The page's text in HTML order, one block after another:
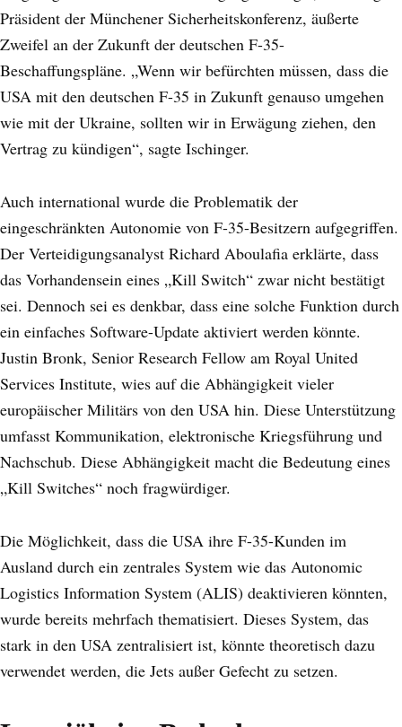
Präsident der Münchener Sicherheitskonferenz, äußerte
Zweifel an der Zukunft der deutschen F-35-
Beschaffungspläne. „Wenn wir befürchten müssen, dass die
USA mit den deutschen F-35 in Zukunft genauso umgehen
wie mit der Ukraine, sollten wir in Erwägung ziehen, den
Vertrag zu kündigen“, sagte Ischinger.
Auch international wurde die Problematik der
eingeschränkten Autonomie von F-35-Besitzern aufgegriffen.
Der Verteidigungsanalyst Richard Aboulafia erklärte, dass
das Vorhandensein eines „Kill Switch“ zwar nicht bestätigt
sei. Dennoch sei es denkbar, dass eine solche Funktion durch
ein einfaches Software-Update aktiviert werden könnte.
Justin Bronk, Senior Research Fellow am Royal United
Services Institute, wies auf die Abhängigkeit vieler
europäischer Militärs von den USA hin. Diese Unterstützung
umfasst Kommunikation, elektronische Kriegsführung und
Nachschub. Diese Abhängigkeit macht die Bedeutung eines
„Kill Switches“ noch fragwürdiger.
Die Möglichkeit, dass die USA ihre F-35-Kunden im
Ausland durch ein zentrales System wie das Autonomic
Logistics Information System (ALIS) deaktivieren könnten,
wurde bereits mehrfach thematisiert. Dieses System, das
stark in den USA zentralisiert ist, könnte theoretisch dazu
verwendet werden, die Jets außer Gefecht zu setzen.